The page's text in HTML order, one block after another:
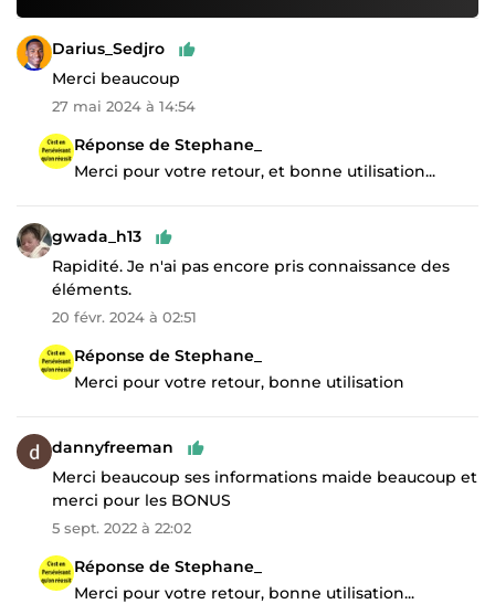
Darius_Sedjro
Merci beaucoup
27 mai 2024 à 14:54
Réponse de Stephane_
Merci pour votre retour, et bonne utilisation...
gwada_h13
Rapidité. Je n'ai pas encore pris connaissance des
éléments.
20 févr. 2024 à 02:51
Réponse de Stephane_
Merci pour votre retour, bonne utilisation
dannyfreeman
Merci beaucoup ses informations maide beaucoup et
merci pour les BONUS
5 sept. 2022 à 22:02
Réponse de Stephane_
Merci pour votre retour, bonne utilisation...